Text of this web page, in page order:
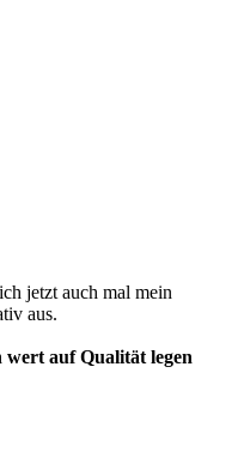
jetzt auch mal mein
aus.
auf Qualität legen